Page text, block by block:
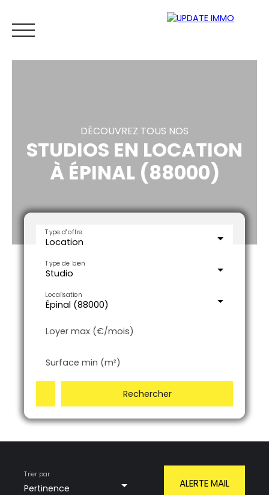
ACHETER LOUER VENDRE
ESTIMATION
DÉCOUVREZ TOUS NOS
STUDIOS EN LOCATION
À ÉPINAL (88000)
Location
Type d'offre
Studio
Type de bien
Épinal (88000)
Localisation
Loyer max (€/mois)
Surface min (m²)
Rechercher
Pertinence
Trier par
ALERTE MAIL